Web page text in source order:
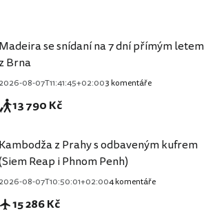
Madeira se snídaní na 7 dní přímým letem
z Brna
2026-08-07T11:41:45+02:003 komentáře
13 790 Kč
Kambodža z Prahy s odbaveným kufrem
Reap i Phnom Penh)
2026-08-07T10:50:01+02:004 komentáře
15 286 Kč